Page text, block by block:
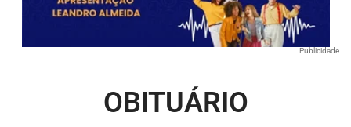
Publicidade
OBITUÁRIO